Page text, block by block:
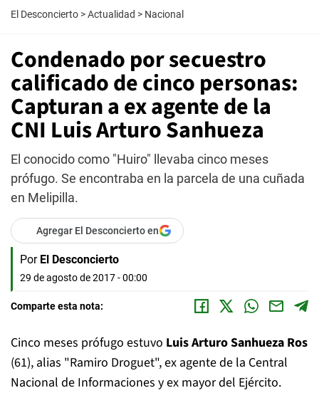
El Desconcierto >Actualidad > Nacional
Condenado por secuestro
calificado de cinco personas:
Capturan a ex agente de la
CNI Luis Arturo Sanhueza
El conocido como "Huiro" llevaba cinco meses
prófugo. Se encontraba en la parcela de una cuñada
en Melipilla.
Agregar El Desconcierto en
Por El Desconcierto
29 de agosto de 2017 - 00:00
Comparte esta nota:
Cinco meses prófugo estuvo Luis Arturo Sanhueza Ros
(61), alias "Ramiro Droguet", ex agente de la Central
Nacional de Informaciones y ex mayor del Ejército.